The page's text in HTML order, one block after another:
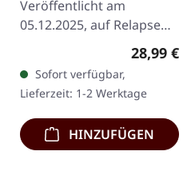
Preis:
Veröffentlicht am
05.12.2025, auf Relapse
Records. Doppel-Vinyl mit
Custom Merge-Effekt und
Splattern im Gatefold-
Cover. Limitierte…
28,99 €
Sofort verfügbar,
Lieferzeit: 1-2 Werktage
HINZUFÜGEN